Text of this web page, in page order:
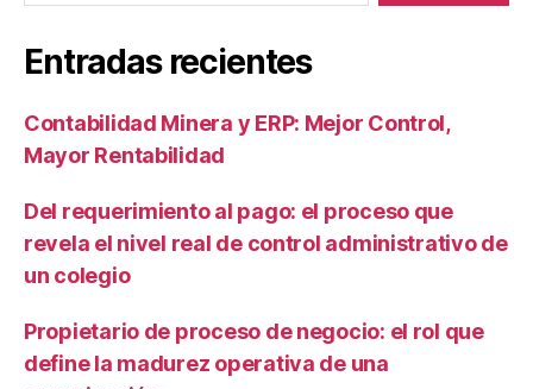
Entradas recientes
Contabilidad Minera y ERP: Mejor Control,
Mayor Rentabilidad
Del requerimiento al pago: el proceso que
revela el nivel real de control administrativo de
un colegio
Propietario de proceso de negocio: el rol que
define la madurez operativa de una